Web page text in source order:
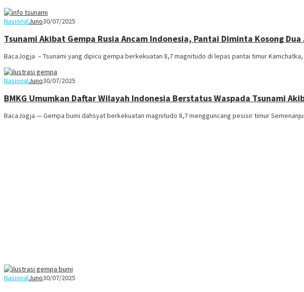
NasionalJuno30/07/2025
Tsunami Akibat Gempa Rusia Ancam Indonesia, Pantai Diminta Kosong Dua
BacaJogja – Tsunami yang dipicu gempa berkekuatan 8,7 magnitudo di lepas pantai timur
NasionalJuno30/07/2025
BMKG Umumkan Daftar Wilayah Indonesia Berstatus Waspada Tsunami
BacaJogja — Gempa bumi dahsyat berkekuatan magnitudo 8,7 mengguncang pesisir timur
NasionalJuno30/07/2025